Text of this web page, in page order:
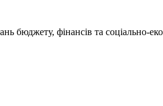
бюджету, фінансів та соціально-